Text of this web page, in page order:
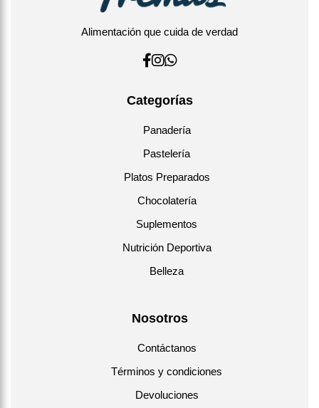
Alimentación que cuida de verdad
Categorías
Panadería
Pastelería
Platos Preparados
Chocolatería
Suplementos
Nutrición Deportiva
Belleza
Nosotros
Contáctanos
Términos y condiciones
Devoluciones